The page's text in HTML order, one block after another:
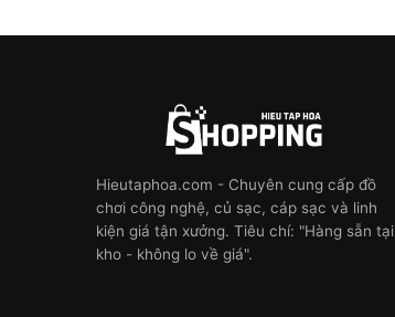
Hieutaphoa.com - Chuyên cung cấp đồ
chơi công nghệ, củ sạc, cáp sạc và linh
kiện giá tận xưởng. Tiêu chí: "Hàng sẵn tại
kho - không lo về giá".